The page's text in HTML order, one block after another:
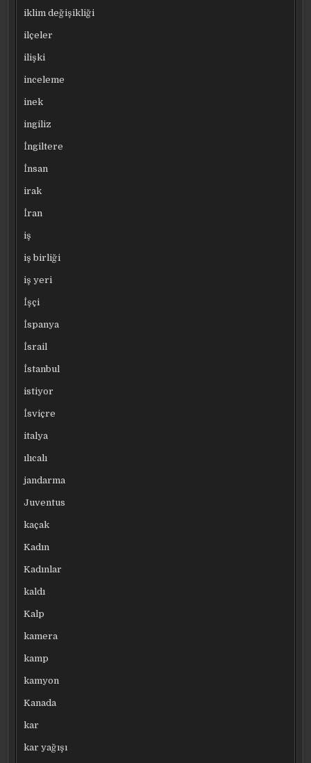
iklim değişikliği
ilçeler
ilişki
inceleme
inek
ingiliz
İngiltere
İnsan
irak
İran
iş
iş birliği
iş yeri
İşçi
İspanya
İsrail
İstanbul
istiyor
İsviçre
italya
ılıcalı
jandarma
Juventus
kaçak
Kadın
Kadınlar
kaldı
Kalp
kamera
kamp
kamyon
Kanada
kar
kar yağışı